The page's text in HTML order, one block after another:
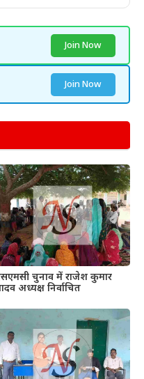
Join Now
Join Now
चुनाव में राजेश कुमार
अध्यक्ष निर्वाचित